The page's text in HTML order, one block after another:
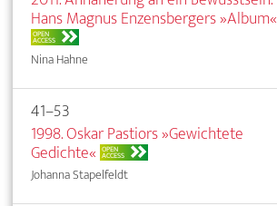
Hans Magnus Enzensbergers »Album«
OPEN
ACCESS
Nina Hahne
41–53
1998. Oskar Pastiors »Gewichtete
Gedichte« OPEN
ACCESS
Johanna Stapelfeldt